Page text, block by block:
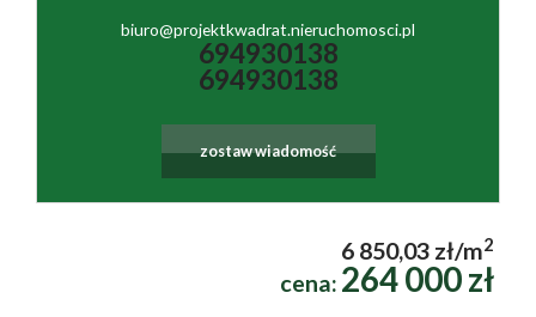
biuro@projektkwadrat.nieruchomosci.pl
694930138
694930138
zostaw wiadomość
6 850,03 zł/m2
cena: 264 000 zł